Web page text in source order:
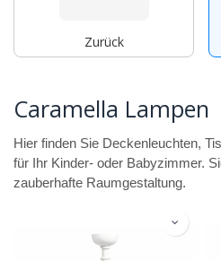
Zurück
Caramella Lampen
Hier finden Sie Deckenleuchten,
für Ihr Kinder- oder Babyzimmer.
zauberhafte Raumgestaltung.